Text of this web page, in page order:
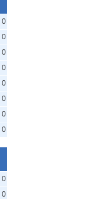
0
0
0
0
0
0
0
0
0
0